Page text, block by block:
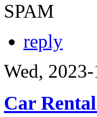
SPAM
reply
Wed,
Car